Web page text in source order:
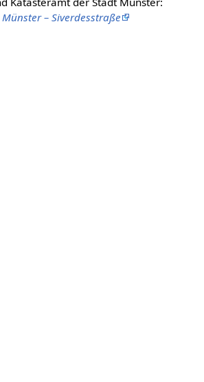
– Siverdesstraße